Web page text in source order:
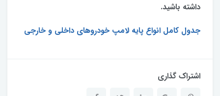
داشته باشید.
جدول کامل انواع پایه لامپ خودروهای داخلی و خارجی
اشتراک گذاری